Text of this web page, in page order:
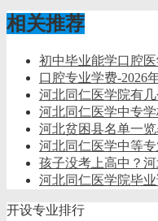
相关推荐
初中毕业能学口腔
口腔专业学费-2026
河北同仁医学院有
河北同仁医学中专
河北贫困县名单一览
河北同仁医学中等
孩子没考上高中？
河北同仁医学院毕
开设专业排行